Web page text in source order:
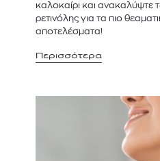
καλοκαίρι και ανακαλύψτε
ρετινόλης για τα πιο
αποτελέσματα!
Περισσότερα